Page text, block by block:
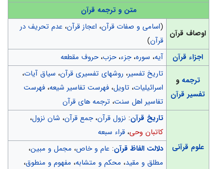
متن و ترجمه قرآن
اوصاف قرآن
(اسامی و صفات قرآن، اعجاز قرآن، عدم تحریف در
قرآن)
اجزاء قرآن
آیه، سوره،جزء،حزب،حروف مقطعه
ترجمه و
تفسیر قرآن
تاریخ تفسیر، روشهای تفسیری قرآن، سیاق آیات،
اسرائیلیات، تاویل، فهرست تفاسیر شیعه، فهرست
تفاسیر اهل سنت، ترجمه های قرآن
علوم قرآنی
تاریخ قرآن: نزول قرآن،جمع قرآن، شان نزول،
کاتبان وحی، قراء سبعه
دلالت الفاظ قرآن: عام و خاص، مجمل و مبین،
مطلق و مقید، محکم و متشابه، مفهوم و منطوق،